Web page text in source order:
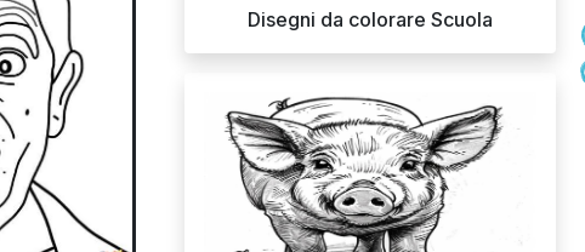
Disegni da colorare Scuola